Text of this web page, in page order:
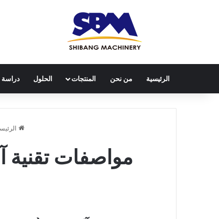
الرئيسية من نحن المنتجات الحلول دراسة
مواصفات تقنية